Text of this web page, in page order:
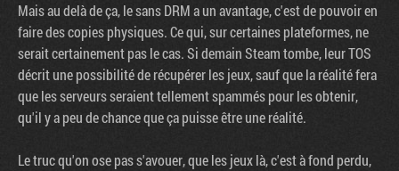
Mais au delà de ça, le sans DRM a un avantage, c'est de pouvoir en
faire des copies physiques. Ce qui, sur certaines plateformes, ne
serait certainement pas le cas. Si demain Steam tombe, leur TOS
décrit une possibilité de récupérer les jeux, sauf que la réalité fera
que les serveurs seraient tellement spammés pour les obtenir,
qu'il y a peu de chance que ça puisse être une réalité.
Le truc qu'on ose pas s'avouer, que les jeux là, c'est à fond perdu,